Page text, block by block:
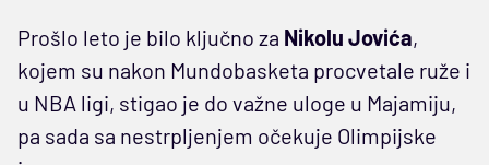
Prošlo leto je bilo ključno za Nikolu Jovića,
kojem su nakon Mundobasketa procvetale ruže i
u NBA ligi, stigao je do važne uloge u Majamiju,
pa sada sa nestrpljenjem očekuje Olimpijske